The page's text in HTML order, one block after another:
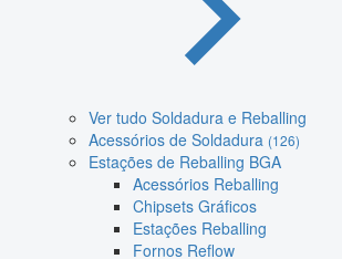
Ver tudo Soldadura e Reballing
Acessórios de Soldadura (126)
Estações de Reballing BGA
Acessórios Reballing
Chipsets Gráficos
Estações Reballing
Fornos Reflow